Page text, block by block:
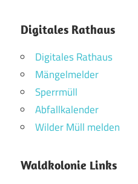
Digitales Rathaus
Digitales Rathaus
Mängelmelder
Sperrmüll
Abfallkalender
Wilder Müll melden
Waldkolonie Links